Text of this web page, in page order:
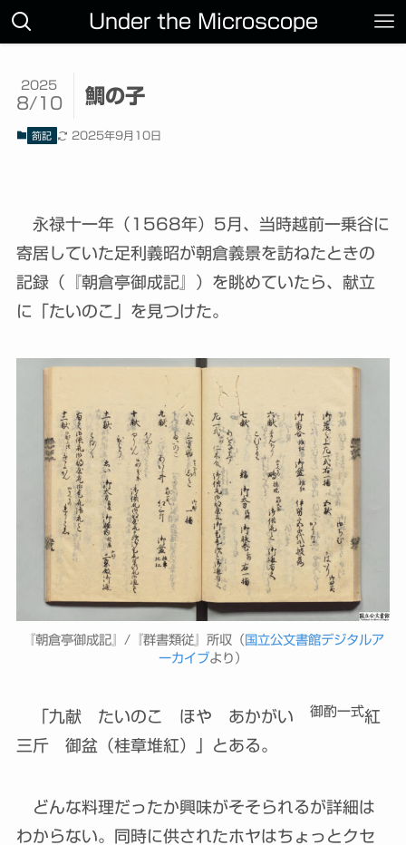
Under the Microscope
鯛の子
2025
8/10
箚記 2025年9月10日
永禄十一年（1568年）5月、当時越前一乗谷に
寄居していた足利義昭が朝倉義景を訪ねたときの
記録（『朝倉亭御成記』）を眺めていたら、献立
に「たいのこ」を見つけた。
『朝倉亭御成記』/『群書類従』所収（ 国立公文書館デジタルア
ーカイブより）
「九献 たいのこ ほや あかがい 御酌一式紅
三斤 御盆（桂章堆紅）」とある。
どんな料理だったか興味がそそられるが詳細は
わからない。同時に供されたホヤはちょっとクセ